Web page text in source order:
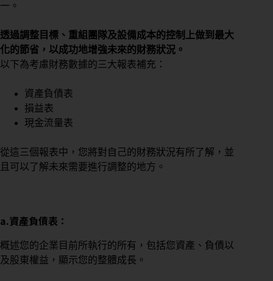
一。
透過調整目標、重組團隊及設備成本的控制上做到最大
化的節省，以成功地增強未來的財務狀況。
以下為考慮財務數據的三大報表補充：
資產負債表
損益表
現金流量表
從這三個報表中，您將對自己的財務狀況有所了解，並
且可以了解未來需要進行調整的地方。
a.資產負債表：
概述您的企業目前所執行的所有，包括您資產、負債以
及股東權益，顯示您的整體成長。